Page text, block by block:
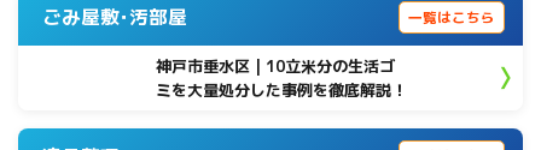
ごみ屋敷･汚部屋 一覧はこちら
神戸市垂水区 | 10立米分の生活ゴ
ミを大量処分した事例を徹底解説！